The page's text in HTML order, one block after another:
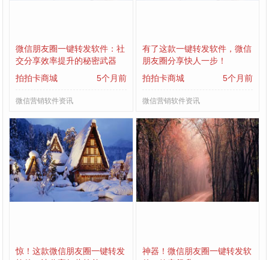
微信朋友圈一键转发软件：社
交分享效率提升的秘密武器
拍拍卡商城
5个月前
微信营销软件资讯
有了这款一键转发软件，微信
朋友圈分享快人一步！
拍拍卡商城
5个月前
微信营销软件资讯
惊！这款微信朋友圈一键转发
神器！微信朋友圈一键转发软